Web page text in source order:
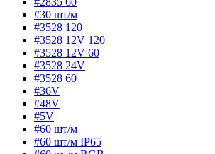
#30 шт/м
#3528 120
#3528 12V 120
#3528 12V 60
#3528 24V
#3528 60
#36V
#48V
#5V
#60 шт/м
#60 шт/м IP65